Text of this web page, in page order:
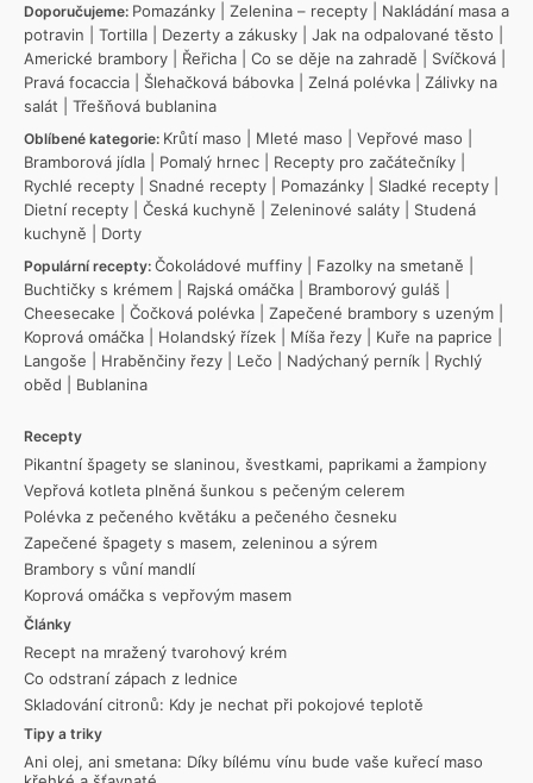
Doporučujeme: Pomazánky Zelenina – recepty
Nakládání masa a
potravin
Tortilla Dezerty a zákusky Jak na odpalované těsto
Americké brambory
Řeřicha Co se děje na zahradě Svíčková
Pravá focaccia
Šlehačková bábovka Zelná polévka
Zálivky na
salát
Třešňová bublanina
Oblíbené kategorie: Krůtí maso Mleté maso Vepřové maso
Bramborová jídla
Pomalý hrnec Recepty pro začátečníky
Rychlé recepty
Snadné recepty Pomazánky Sladké recepty
Dietní recepty
Česká kuchyně Zeleninové saláty
Studená
kuchyně
Dorty
Populární recepty: Čokoládové muffiny Fazolky na smetaně
Buchtičky s krémem
Rajská omáčka Bramborový guláš
Cheesecake
Čočková polévka Zapečené brambory s uzeným
Koprová omáčka
Holandský řízek Míša řezy Kuře na paprice
Langoše
Hraběnčiny řezy Lečo Nadýchaný perník
Rychlý
oběd
Bublanina
Recepty
Pikantní špagety se slaninou, švestkami, paprikami a žampiony
Vepřová kotleta plněná šunkou s pečeným celerem
Polévka z pečeného květáku a pečeného česneku
Zapečené špagety s masem, zeleninou a sýrem
Brambory s vůní mandlí
Koprová omáčka s vepřovým masem
Články
Recept na mražený tvarohový krém
Co odstraní zápach z lednice
Skladování citronů: Kdy je nechat při pokojové teplotě
Tipy a triky
Ani olej, ani smetana: Díky bílému vínu bude vaše kuřecí maso